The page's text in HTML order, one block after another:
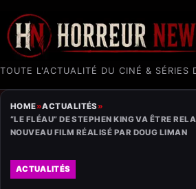
TOUTE L'ACTUALITÉ DU CINÉ & SÉRIES
HOME»ACTUALITÉS»
“LE FLÉAU” DE STEPHEN KING VA ÊTRE
NOUVEAU FILM RÉALISÉ PAR DOUG LIMAN
ACTUALITÉS